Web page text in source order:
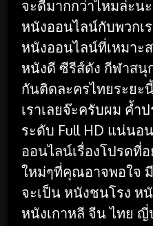
จะดีมากกว่าไหมล่ะน
หนังออนไลน์กับพวกเ
หนังออนไลน์ที่เหมาะ
หนังดี ซีรีส์ดัง กีฬาสนุ
กันติดละครไทยระยะ
เราเลยจ๊ะครับผม ค้ำ
ระดับ Full HD แน่นอ
ออนไลน์เรื่องโปรดที่
ใหม่ๆที่คุณอาจพอใจ
จะเป็น หนังชนโรง ห
หนังเกาหลี จีน ไทย